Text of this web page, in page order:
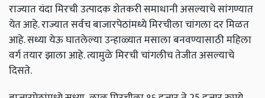
राज्यात यंदा मिरची उत्पादक शेतकरी समाधानी असल्याचे सांगण्यात
येत आहे. राज्यात सर्वच बाजारपेठांमध्ये मिरचीला चांगला दर मिळत
आहे. सध्या येऊ घातलेल्या उन्हाळ्यात मसाला बनवण्यासाठी महिला
वर्ग तयार झाला आहे. त्यामुळे मिरची चांगलीच तेजीत असल्याचे
दिसते.